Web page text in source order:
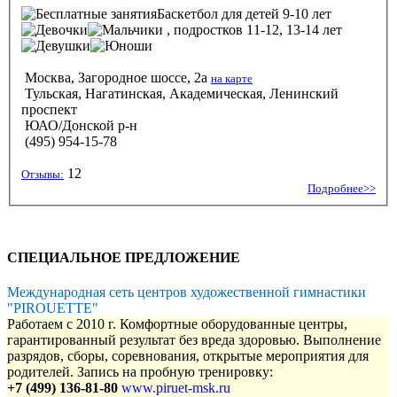
Баскетбол для детей 9-10 лет
, подростков 11-12, 13-14 лет
Москва, Загородное шоссе, 2а на карте
Тульская, Нагатинская, Академическая, Ленинский
проспект
ЮАО/Донской р-н
(495) 954-15-78
Отзывы: 12
Подробнее>>
СПЕЦИАЛЬНОЕ ПРЕДЛОЖЕНИЕ
Международная сеть центров художественной гимнастики
"PIROUETTE"
Работаем с 2010 г. Комфортные оборудованные центры,
гарантированный результат без вреда здоровью. Выполнение
разрядов, сборы, соревнования, открытые мероприятия для
родителей. Запись на пробную тренировку:
+7 (499) 136-81-80 www.piruet-msk.ru